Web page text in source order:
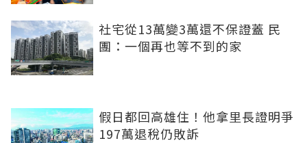
社宅從13萬變3萬還不保證蓋 民
團：一個再也等不到的家
假日都回高雄住！他拿里長證明爭
197萬退稅仍敗訴